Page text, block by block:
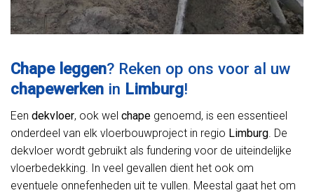
Chape leggen? Reken op ons voor al uw
chapewerken in Limburg!
Een dekvloer, ook wel chape genoemd, is een essentieel
onderdeel van elk vloerbouwproject in regio Limburg. De
dekvloer wordt gebruikt als fundering voor de uiteindelijke
vloerbedekking. In veel gevallen dient het ook om
eventuele onnefenheden uit te vullen. Meestal gaat het om